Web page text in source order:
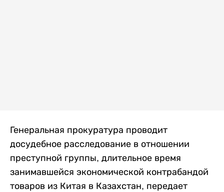
Генеральная прокуратура проводит
досудебное расследование в отношении
преступной группы, длительное время
занимавшейся экономической контрабандой
товаров из Китая в Казахстан, передает